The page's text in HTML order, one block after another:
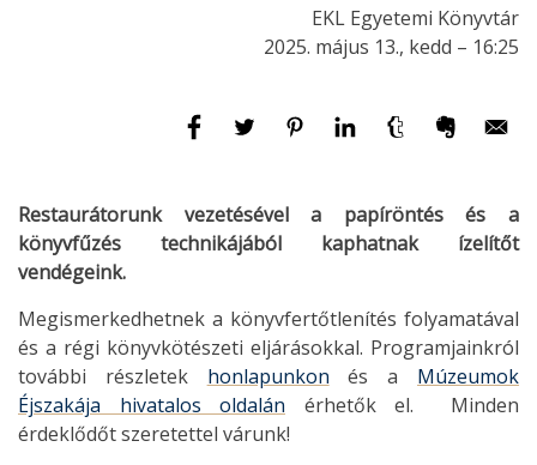
EKL Egyetemi Könyvtár
2025. május 13., kedd – 16:25
Restaurátorunk vezetésével a papíröntés és a
könyvfűzés technikájából kaphatnak ízelítőt
vendégeink.
Megismerkedhetnek a könyvfertőtlenítés folyamatával
és a régi könyvkötészeti eljárásokkal. Programjainkról
további részletek honlapunkon és a Múzeumok
Éjszakája hivatalos oldalán érhetők el. Minden
érdeklődőt szeretettel várunk!